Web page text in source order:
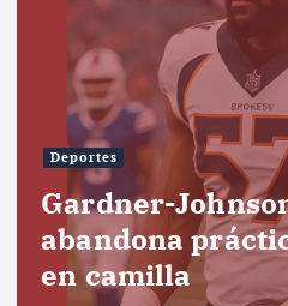
Deportes
Gardner-
abandona
en camilla